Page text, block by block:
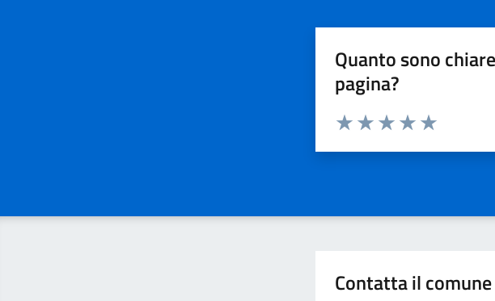
Quanto sono
pagina?
Valuta da 1 a 5 stelle la pagina
Contatta il comune